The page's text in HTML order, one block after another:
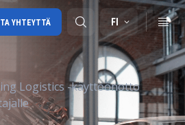
FI
YHTEYTTÄ
Logistics -käyttöönotto